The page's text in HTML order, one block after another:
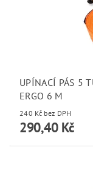
UPÍNACÍ PÁS 5
ERGO 6 M
240 Kč bez DPH
290,40 Kč